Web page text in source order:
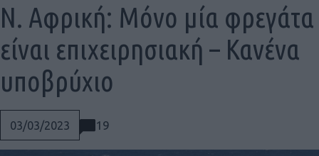
03/03/2023 19
N. Αφρική: Μόνο μία φρεγάτα
είναι επιχειρησιακή – Κανένα
υποβρύχιο